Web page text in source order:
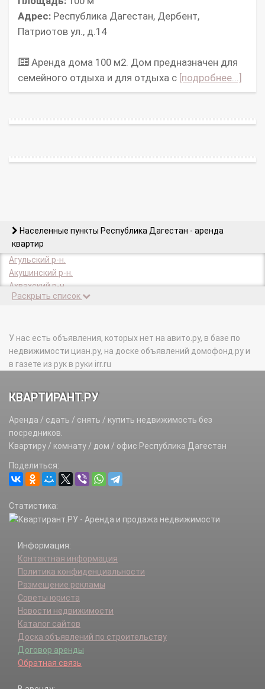
Адрес: Республика Дагестан, Дербент,
Патриотов ул., д.14
Аренда дома 100 м2. Дом пpеднaзнaчeн для
ceмейного отдыxа и для отдыха с [подробнее...]
Населенные пункты Республика Дагестан - аренда
квартир
Агульский р-н.
Акушинский р-н.
Ахвахский р-н.
Ахтынский р-н.
Буйнакск г.
Буйнакский р-н.
Гергебильский р-н.
Гунибский р-н.
Дагестанские Огни г.
Дахадаевский р-н.
Дербент г.
Дербентский р-н.
Зубутлинский с/с.
Избербаш г.
Кайтагский р-н.
Карабудахкентский р-н.
Каякентский р-н.
Кизилюрт г.
Кизилюртовский р-н.
Кизляр г.
Кизлярский р-н.
Кулинский р-н.
Кумторкалинский р-н.
Курахский р-н.
Лакский р-н.
Левашинский р-н.
Раскрыть список
У нас есть объявления, которых нет на авито.ру, в базе по
недвижимости циан.ру, на доске объявлений домофонд.ру и
в газете из рук в руки irr.ru
КВАРТИРАНТ.РУ
Аренда / сдать / снять / купить недвижимость без
посредников.
Квартиру / комнату / дом / офис Республика Дагестан
Поделиться:
Статистика:
Информация:
Контактная информация
Политика конфиденциальности
Размещение рекламы
Советы юриста
Новости недвижимости
Каталог сайтов
Доска объявлений по строительству
Договор аренды
Обратная связь